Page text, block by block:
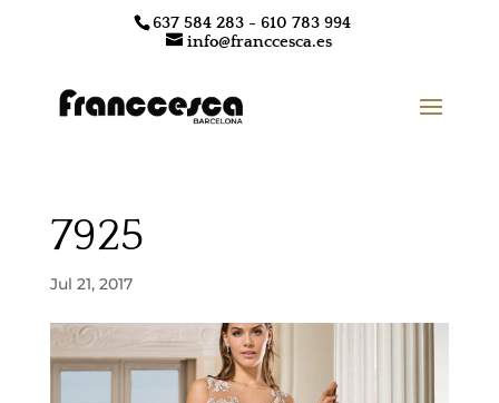
637 584 283 - 610 783 994
info@franccesca.es
7925
Jul 21, 2017